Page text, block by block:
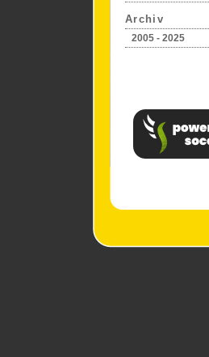
Archiv
2005 - 2025